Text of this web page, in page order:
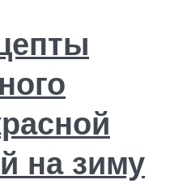
на зиму